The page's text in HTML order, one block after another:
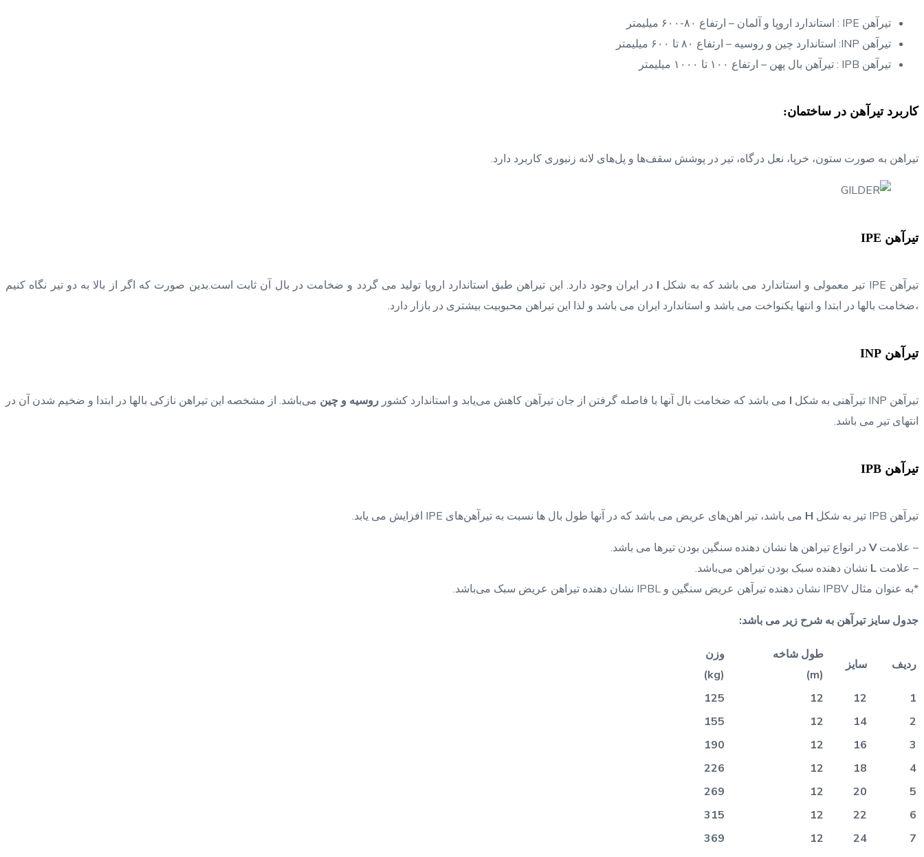
تیرآهن IPE : استاندارد اروپا و آلمان – ارتفاع ۸۰-۶۰۰ میلیمتر
تیرآهن INP: استاندارد چین و روسیه – ارتفاع ۸۰ تا ۶۰۰ میلیمتر
تیرآهن IPB : تیرآهن بال پهن – ارتفاع ۱۰۰ تا ۱۰۰۰ میلیمتر
کاربرد تیرآهن در ساختمان:
تیراهن به صورت ستون، خرپا، نعل درگاه، تیر در پوشش سقف‌ها و پل‌های لانه زنبوری کاربرد دارد.
تیرآهن IPE
تیرآهن IPE تیر معمولی و استاندارد می باشد که به شکل I در ایران وجود دارد. این تیراهن طبق استاندارد اروپا تولید می‌ گردد و ضخامت در بال آن ثابت است.بدین صورت که اگر از بالا به دو تیر نگاه کنیم
،ضخامت بالها در ابتدا و انتها یکنواخت می باشد و استاندارد ایران می باشد و لذا این تیراهن محبوبیت بیشتری در بازار دارد.
تیرآهن INP
تیرآهن INP تیرآهنی به شکل I می باشد که ضخامت بال آنها با فاصله گرفتن از جان تیرآهن کاهش می‌یابد و استاندارد کشور روسیه و چین می‌باشد. از مشخصه این تیراهن نازکی بالها در ابتدا و ضخیم شدن آن در
انتهای تیر می باشد.
تیرآهن IPB
تیرآهن IPB تیر به شکل H می باشد، تیر اهن‌های عریض می باشد که در آنها طول بال‌ ها نسبت به تیرآهن‌های IPE افزایش می یابد.
– علامتV
در انواع تیراهن ها نشان دهنده سنگین بودن تیرها می باشد.
– علامت L نشان دهنده سبک بودن تیراهن می‌باشد.
*به عنوان مثال IPBV نشان دهنده تیرآهن عریض سنگین و IPBL نشان دهنده تیراهن عریض سبک می‌باشد.
جدول سایز تیرآهن به شرح زیر می باشد:
ردیف سایز
طول شاخه
(m)
وزن
(kg)
1
12
12
125
2
14
12
155
3
16
12
190
4
18
12
226
5
20
12
269
6
22
12
315
7
24
12
369